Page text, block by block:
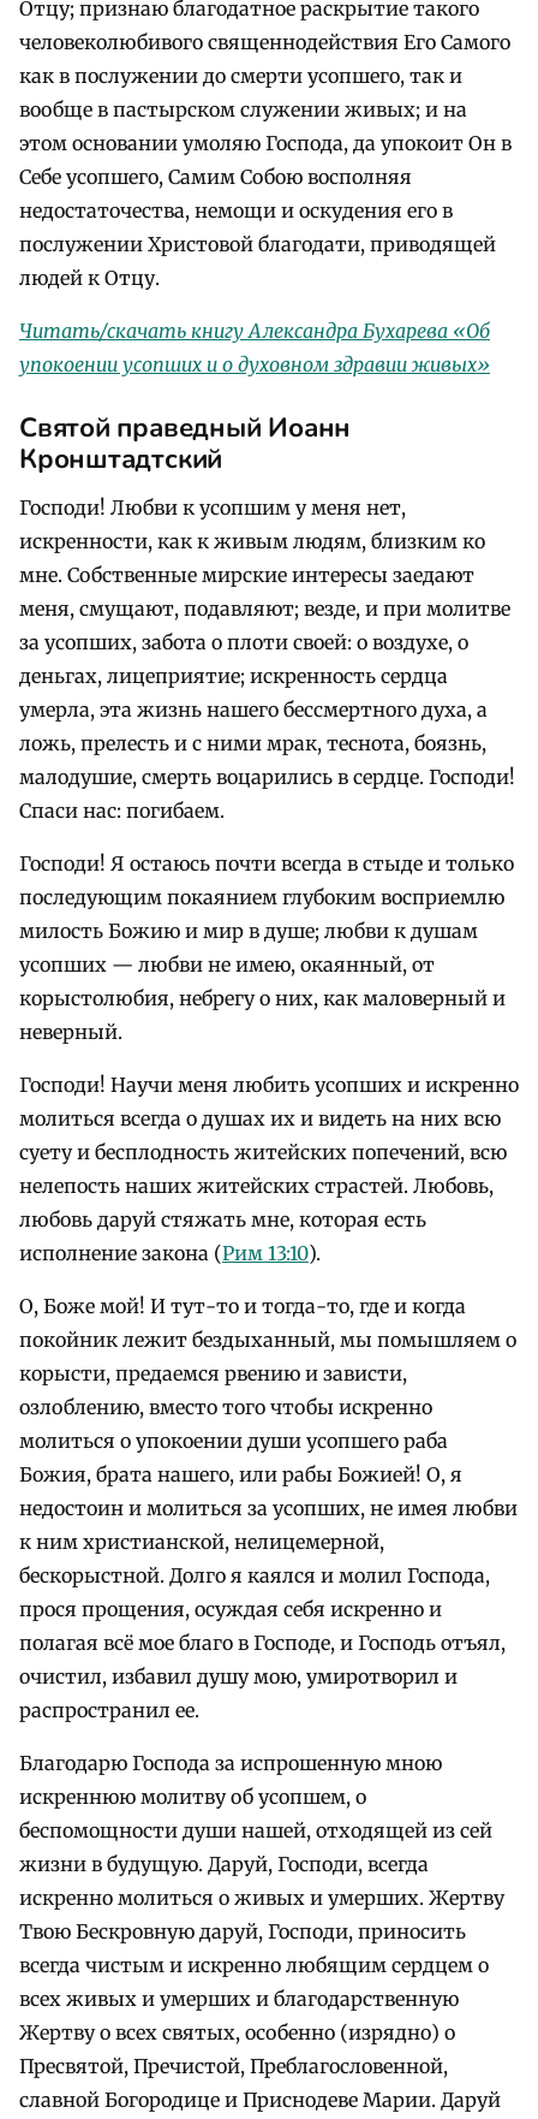
Отцу; признаю благодатное раскрытие такого
человеколюбивого священнодействия Его Самого
как в послужении до смерти усопшего, так и
вообще в пастырском служении живых; и на
этом основании умоляю Господа, да упокоит Он в
Себе усопшего, Самим Собою восполняя
недостаточества, немощи и оскудения его в
послужении Христовой благодати, приводящей
людей к Отцу.
Читать/скачать книгу Александра Бухарева «Об
упокоении усопших и о духовном здравии живых»
Святой праведный Иоанн
Кронштадтский
Господи! Любви к усопшим у меня нет,
искренности, как к живым людям, близким ко
мне. Собственные мирские интересы заедают
меня, смущают, подавляют; везде, и при молитве
за усопших, забота о плоти своей: о воздухе, о
деньгах, лицеприятие; искренность сердца
умерла, эта жизнь нашего бессмертного духа, а
ложь, прелесть и с ними мрак, теснота, боязнь,
малодушие, смерть воцарились в сердце. Господи!
Спаси нас: погибаем.
Господи! Я остаюсь почти всегда в стыде и только
последующим покаянием глубоким восприемлю
милость Божию и мир в душе; любви к душам
усопших — любви не имею, окаянный, от
корыстолюбия, небрегу о них, как маловерный и
неверный.
Господи! Научи меня любить усопших и искренно
молиться всегда о душах их и видеть на них всю
суету и бесплодность житейских попечений, всю
нелепость наших житейских страстей. Любовь,
любовь даруй стяжать мне, которая есть
исполнение закона (Рим 13:10).
О, Боже мой! И тут-то и тогда-то, где и когда
покойник лежит бездыханный, мы помышляем о
корысти, предаемся рвению и зависти,
озлоблению, вместо того чтобы искренно
молиться о упокоении души усопшего раба
Божия, брата нашего, или рабы Божией! О, я
недостоин и молиться за усопших, не имея любви
к ним христианской, нелицемерной,
бескорыстной. Долго я каялся и молил Господа,
прося прощения, осуждая себя искренно и
полагая всё мое благо в Господе, и Господь отъял,
очистил, избавил душу мою, умиротворил и
распространил ее.
Благодарю Господа за испрошенную мною
искреннюю молитву об усопшем, о
беспомощности души нашей, отходящей из сей
жизни в будущую. Даруй, Господи, всегда
искренно молиться о живых и умерших. Жертву
Твою Бескровную даруй, Господи, приносить
всегда чистым и искренно любящим сердцем о
всех живых и умерших и благодарственную
Жертву о всех святых, особенно (изрядно) о
Пресвятой, Пречистой, Преблагословенной,
славной Богородице и Приснодеве Марии. Даруй